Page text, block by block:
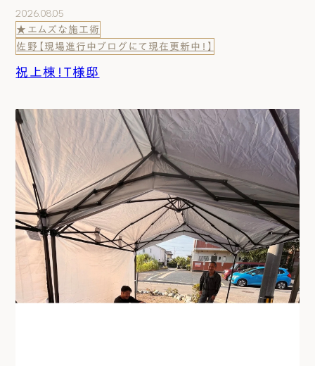
2026.08.05
★エムズな施工術
佐野【現場進行中ブログにて現在更新中！】
祝上棟！T様邸